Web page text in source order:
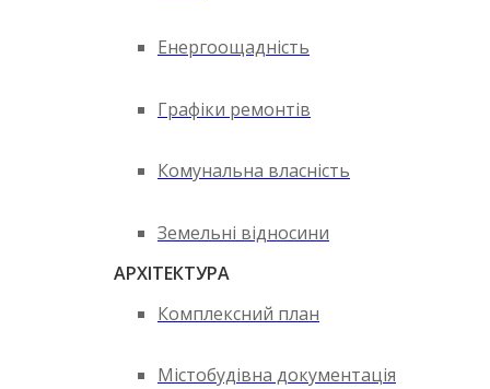
Енергоощадність
Графіки ремонтів
Комунальна власність
Земельні відносини
АРХІТЕКТУРА
Комплексний план
Містобудівна документація